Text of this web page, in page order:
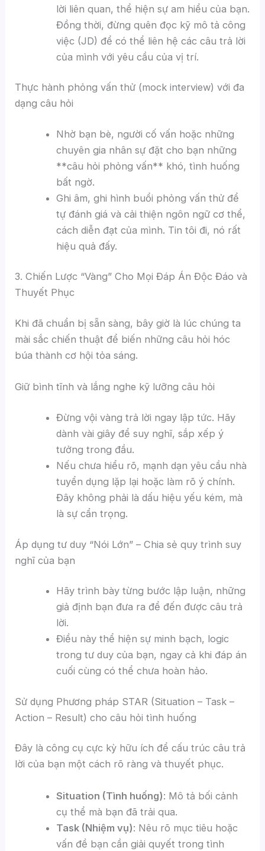
lời liên quan, thể hiện sự am hiểu của bạn.
Đồng thời, đừng quên đọc kỹ mô tả công
việc (JD) để có thể liên hệ các câu trả lời
của mình với yêu cầu của vị trí.
Thực hành phỏng vấn thử (mock interview) với đa
dạng câu hỏi
Nhờ bạn bè, người cố vấn hoặc những
chuyên gia nhân sự đặt cho bạn những
**câu hỏi phỏng vấn** khó, tình huống
bất ngờ.
Ghi âm, ghi hình buổi phỏng vấn thử để
tự đánh giá và cải thiện ngôn ngữ cơ thể,
cách diễn đạt của mình. Tin tôi đi, nó rất
hiệu quả đấy.
3. Chiến Lược “Vàng” Cho Mọi Đáp Án Độc Đáo và
Thuyết Phục
Khi đã chuẩn bị sẵn sàng, bây giờ là lúc chúng ta
mài sắc chiến thuật để biến những câu hỏi hóc
búa thành cơ hội tỏa sáng.
Giữ bình tĩnh và lắng nghe kỹ lưỡng câu hỏi
Đừng vội vàng trả lời ngay lập tức. Hãy
dành vài giây để suy nghĩ, sắp xếp ý
tưởng trong đầu.
Nếu chưa hiểu rõ, mạnh dạn yêu cầu nhà
tuyển dụng lặp lại hoặc làm rõ ý chính.
Đây không phải là dấu hiệu yếu kém, mà
là sự cẩn trọng.
Áp dụng tư duy “Nói Lớn” – Chia sẻ quy trình suy
nghĩ của bạn
Hãy trình bày từng bước lập luận, những
giả định bạn đưa ra để đến được câu trả
lời.
Điều này thể hiện sự minh bạch, logic
trong tư duy của bạn, ngay cả khi đáp án
cuối cùng có thể chưa hoàn hảo.
Sử dụng Phương pháp STAR (Situation – Task –
Action – Result) cho câu hỏi tình huống
Đây là công cụ cực kỳ hữu ích để cấu trúc câu trả
lời của bạn một cách rõ ràng và thuyết phục.
Situation (Tình huống): Mô tả bối cảnh
cụ thể mà bạn đã trải qua.
Task (Nhiệm vụ): Nêu rõ mục tiêu hoặc
vấn đề bạn cần giải quyết trong tình